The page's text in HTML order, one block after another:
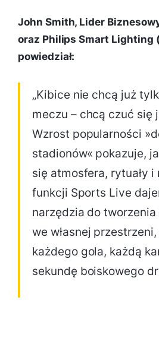
John Smith, Lider
oraz Philips Smart Lighting
powiedział:
„Kibice nie chcą już
meczu – chcą czuć się
Wzrost popularności
stadionów« pokazuje,
się atmosfera, rytuały i
funkcji Sports Live
narzędzia do
we własnej
każdego gola, każdą
sekundę boiskowego